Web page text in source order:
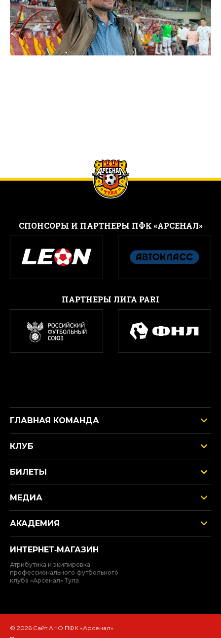
CПОНСОРЫ И ПАРТНЕРЫ ПФК «АРСЕНАЛ»
ПАРТНЕРЫ ЛИГА PARI
ГЛАВНАЯ КОМАНДА
КЛУБ
БИЛЕТЫ
МЕДИА
АКАДЕМИЯ
ИНТЕРНЕТ‑МАГАЗИН
Атрибутика и экипировка
профессионального футбольного
клуба «Арсенал» Тула
© 2026 Сайт АНО ПФК «Арсенал»